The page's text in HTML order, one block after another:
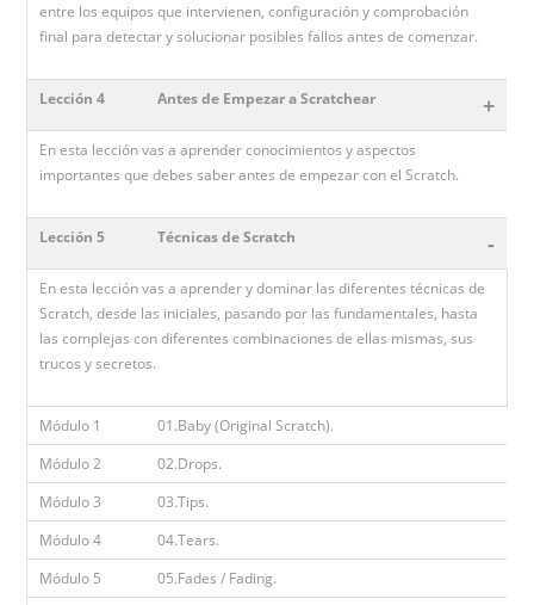
entre los equipos que intervienen, configuración y comprobación
final para detectar y solucionar posibles fallos antes de comenzar.
Lección 4 Antes de Empezar a Scratchear +
En esta lección vas a aprender conocimientos y aspectos
importantes que debes saber antes de empezar con el Scratch.
Lección 5 Técnicas de Scratch -
En esta lección vas a aprender y dominar las diferentes técnicas de
Scratch, desde las iniciales, pasando por las fundamentales, hasta
las complejas con diferentes combinaciones de ellas mismas, sus
trucos y secretos.
Módulo 1
01.Baby (Original Scratch).
Módulo 2
02.Drops.
Módulo 3
03.Tips.
Módulo 4
04.Tears.
Módulo 5
05.Fades / Fading.